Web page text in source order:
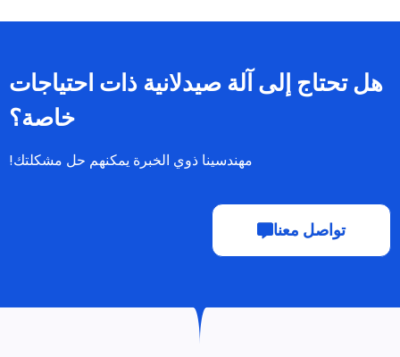
هل تحتاج إلى آلة صيدلانية ذات احتياجات
خاصة؟
مهندسينا ذوي الخبرة يمكنهم حل مشكلتك!
تواصل معنا